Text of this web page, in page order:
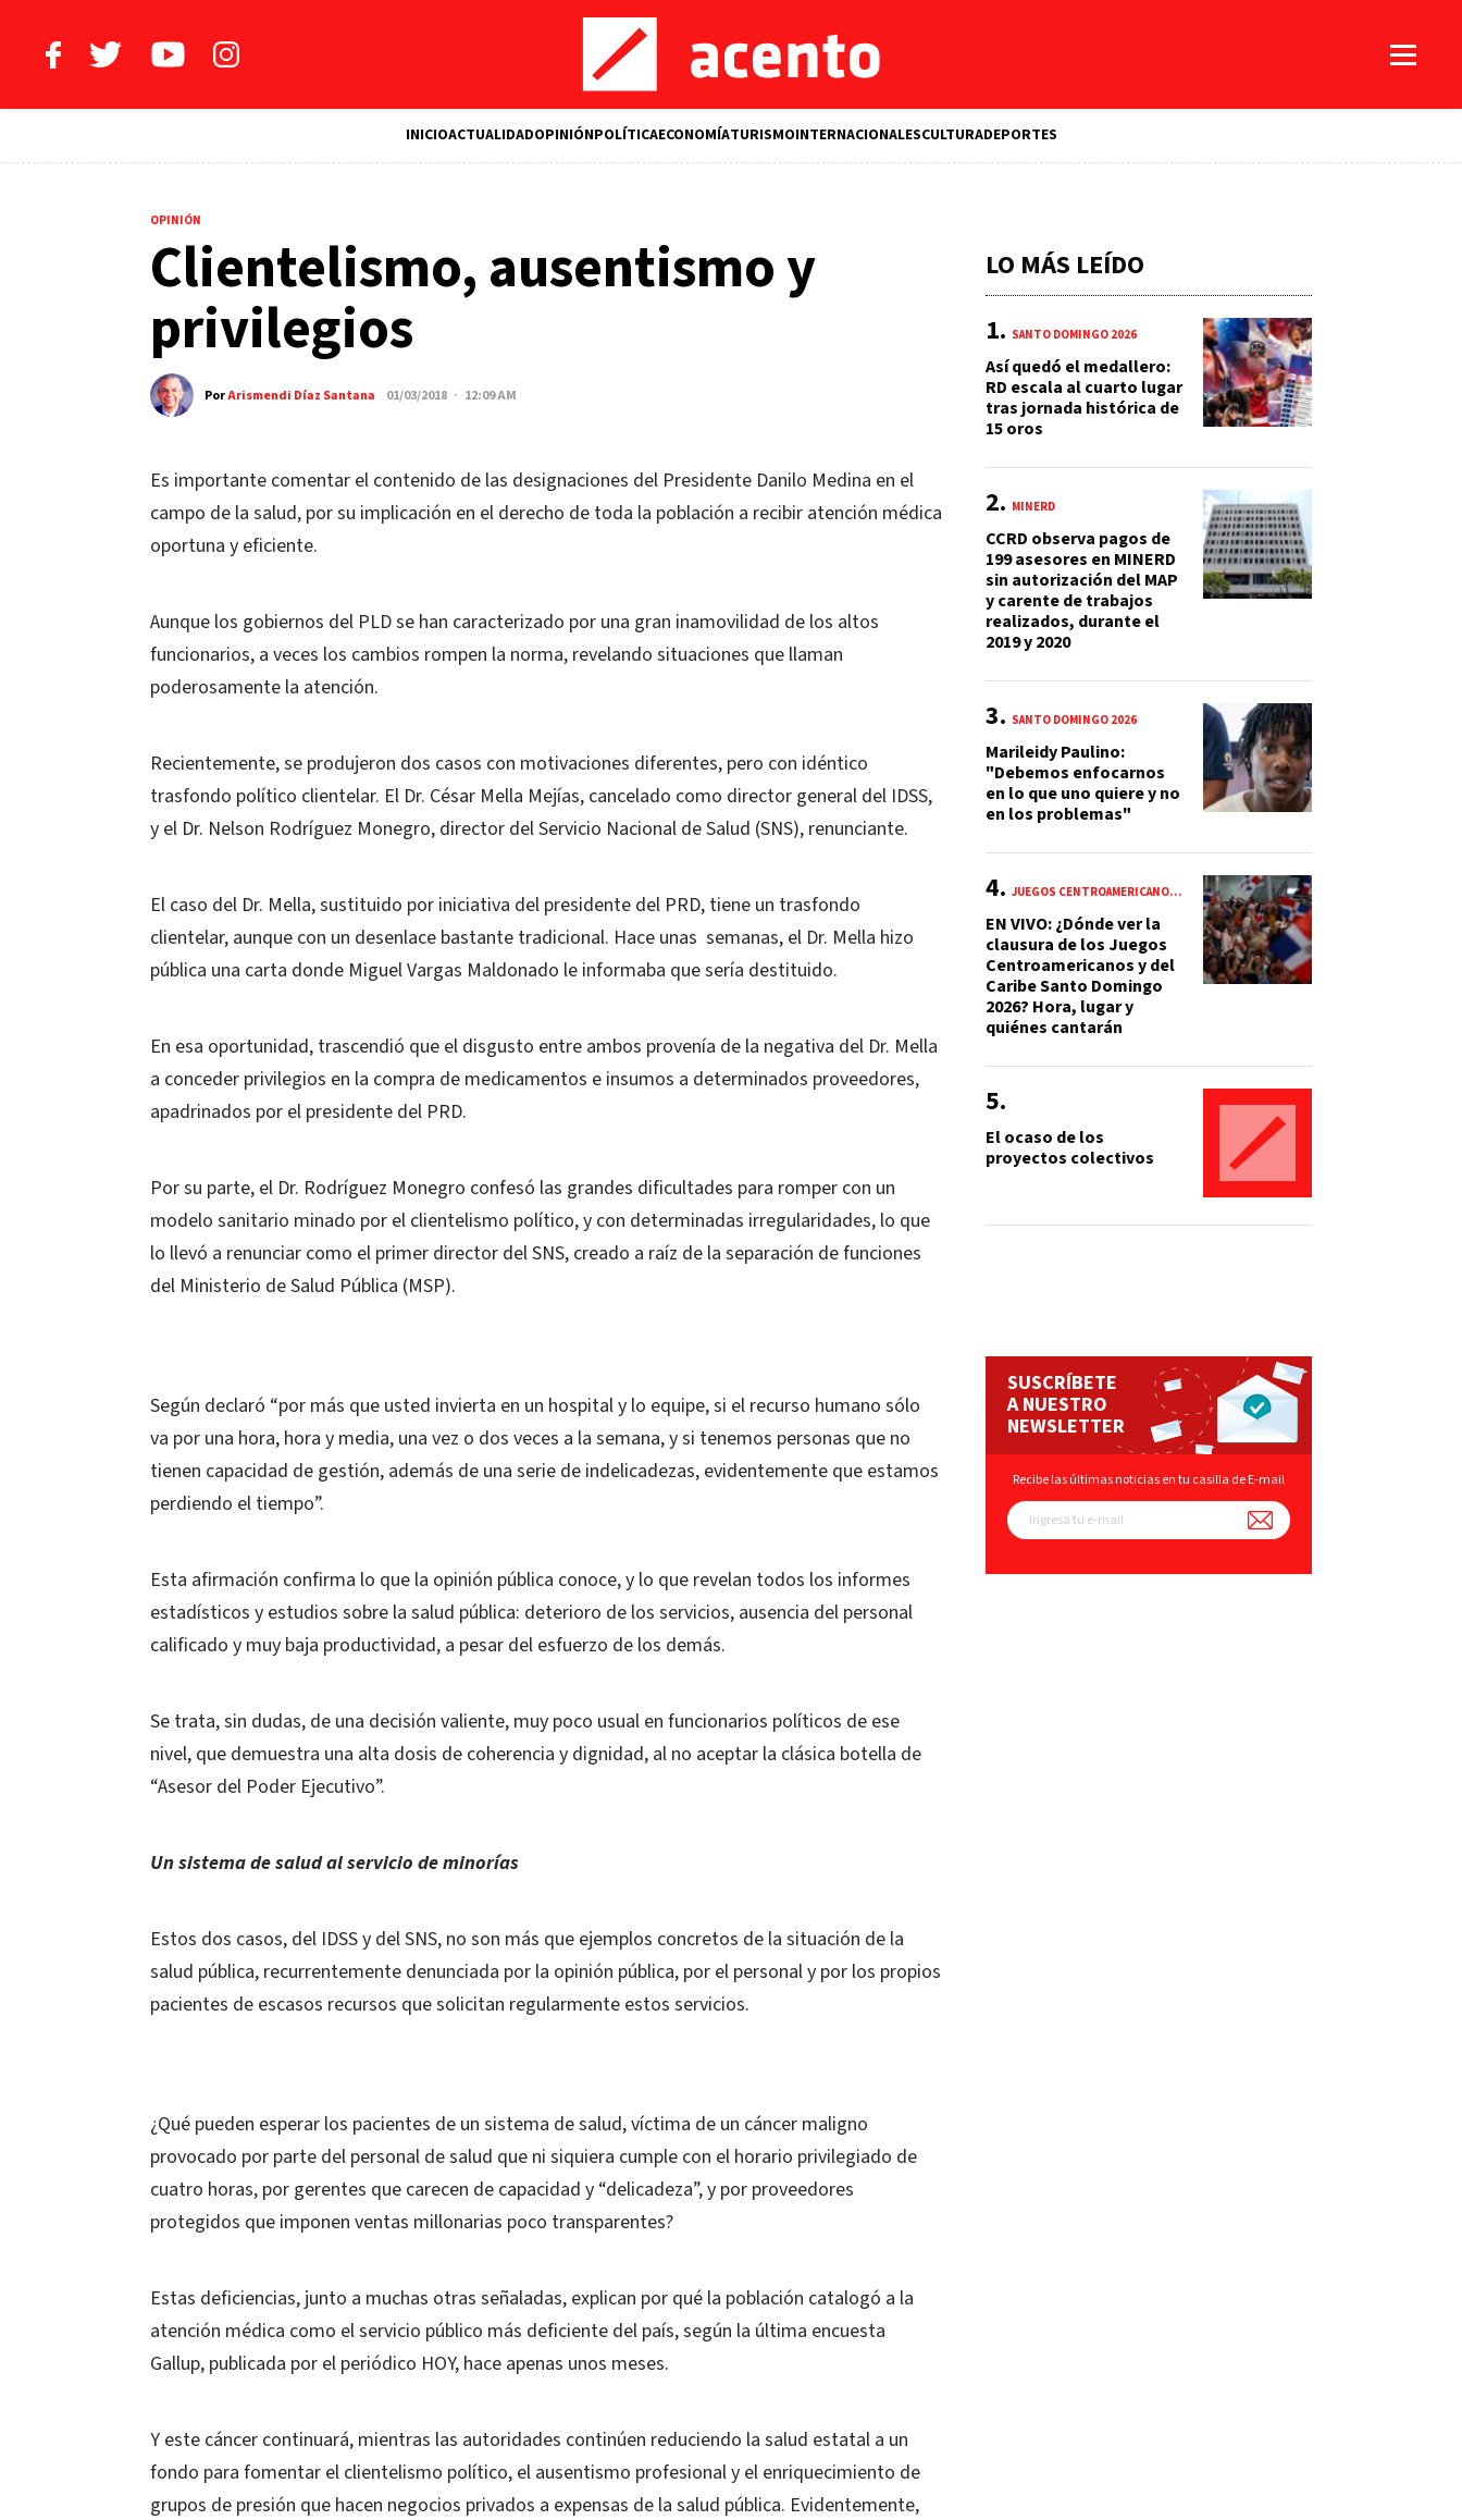
INICIOACTUALIDADOPINIÓNPOLÍTICAECONOMÍATURISMOINTERNACIONALESCULTURADEPORTES
OPINIÓN
Clientelismo, ausentismo y
privilegios
PorArismendi Díaz Santana 01/03/2018 · 12:09 AM
Es importante comentar el contenido de las designaciones del Presidente Danilo Medina en el
campo de la salud, por su implicación en el derecho de toda la población a recibir atención médica
oportuna y eficiente.
Aunque los gobiernos del PLD se han caracterizado por una gran inamovilidad de los altos
funcionarios, a veces los cambios rompen la norma, revelando situaciones que llaman
poderosamente la atención.
Recientemente, se produjeron dos casos con motivaciones diferentes, pero con idéntico
trasfondo político clientelar. El Dr. César Mella Mejías, cancelado como director general del IDSS,
y el Dr. Nelson Rodríguez Monegro, director del Servicio Nacional de Salud (SNS), renunciante.
El caso del Dr. Mella, sustituido por iniciativa del presidente del PRD, tiene un trasfondo
clientelar, aunque con un desenlace bastante tradicional. Hace unas semanas, el Dr. Mella hizo
pública una carta donde Miguel Vargas Maldonado le informaba que sería destituido.
En esa oportunidad, trascendió que el disgusto entre ambos provenía de la negativa del Dr. Mella
a conceder privilegios en la compra de medicamentos e insumos a determinados proveedores,
apadrinados por el presidente del PRD.
Por su parte, el Dr. Rodríguez Monegro confesó las grandes dificultades para romper con un
modelo sanitario minado por el clientelismo político, y con determinadas irregularidades, lo que
lo llevó a renunciar como el primer director del SNS, creado a raíz de la separación de funciones
del Ministerio de Salud Pública (MSP).
Según declaró “por más que usted invierta en un hospital y lo equipe, si el recurso humano sólo
va por una hora, hora y media, una vez o dos veces a la semana, y si tenemos personas que no
tienen capacidad de gestión, además de una serie de indelicadezas, evidentemente que estamos
perdiendo el tiempo”.
Esta afirmación confirma lo que la opinión pública conoce, y lo que revelan todos los informes
estadísticos y estudios sobre la salud pública: deterioro de los servicios, ausencia del personal
calificado y muy baja productividad, a pesar del esfuerzo de los demás.
Se trata, sin dudas, de una decisión valiente, muy poco usual en funcionarios políticos de ese
nivel, que demuestra una alta dosis de coherencia y dignidad, al no aceptar la clásica botella de
“Asesor del Poder Ejecutivo”.
Un sistema de salud al servicio de minorías
Estos dos casos, del IDSS y del SNS, no son más que ejemplos concretos de la situación de la
salud pública, recurrentemente denunciada por la opinión pública, por el personal y por los propios
pacientes de escasos recursos que solicitan regularmente estos servicios.
¿Qué pueden esperar los pacientes de un sistema de salud, víctima de un cáncer maligno
provocado por parte del personal de salud que ni siquiera cumple con el horario privilegiado de
cuatro horas, por gerentes que carecen de capacidad y “delicadeza”, y por proveedores
protegidos que imponen ventas millonarias poco transparentes?
Estas deficiencias, junto a muchas otras señaladas, explican por qué la población catalogó a la
atención médica como el servicio público más deficiente del país, según la última encuesta
Gallup, publicada por el periódico HOY, hace apenas unos meses.
Y este cáncer continuará, mientras las autoridades continúen reduciendo la salud estatal a un
fondo para fomentar el clientelismo político, el ausentismo profesional y el enriquecimiento de
grupos de presión que hacen negocios privados a expensas de la salud pública. Evidentemente,
LO MÁS LEÍDO
SANTO DOMINGO 2026
Así quedó el medallero:
RD escala al cuarto lugar
tras jornada histórica de
15 oros
MINERD
CCRD observa pagos de
199 asesores en MINERD
sin autorización del MAP
y carente de trabajos
realizados, durante el
2019 y 2020
SANTO DOMINGO 2026
Marileidy Paulino:
"Debemos enfocarnos
en lo que uno quiere y no
en los problemas"
JUEGOS CENTROAMERICANOS Y DEL CARIBE 2026
EN VIVO: ¿Dónde ver la
clausura de los Juegos
Centroamericanos y del
Caribe Santo Domingo
2026? Hora, lugar y
quiénes cantarán
El ocaso de los
proyectos colectivos
SUSCRÍBETE
A NUESTRO
NEWSLETTER
Recibe las últimas noticias en tu casilla de E-mail